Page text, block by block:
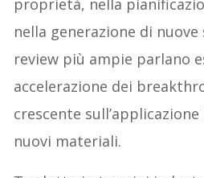
proprietà, nella
nella generazione di
review più ampie parlano
accelerazione dei
crescente
nuovi materiali.